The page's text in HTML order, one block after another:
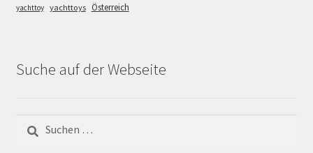
yachttoy yachttoys Österreich
Suche auf der Webseite
nach: